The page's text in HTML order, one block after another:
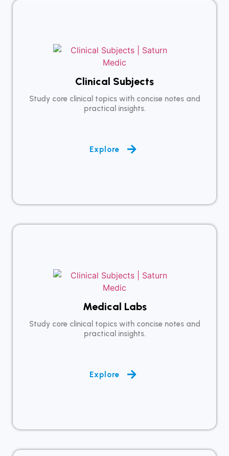
Clinical Subjects
Study core clinical topics with concise notes and
practical insights.
Explore
Medical Labs
Study core clinical topics with concise notes and
practical insights.
Explore